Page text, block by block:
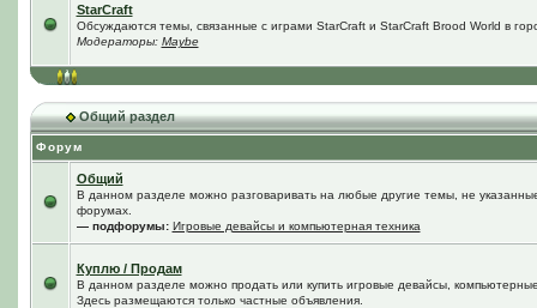
StarCraft
Обсуждаются темы, связанные с играми StarCraft и StarCraft Brood World в
Модераторы: Maybe
Общий раздел
Форум
Общий
В данном разделе можно разговаривать на любые другие темы, не
форумах.
— подфорумы: Игровые девайсы и компьютерная техника
Куплю / Продам
В данном разделе можно продать или купить игровые девайсы,
Здесь размещаются только частные объявления.